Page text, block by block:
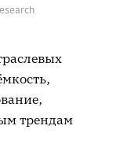
трендам